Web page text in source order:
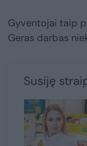
Gyventojai taip
Geras darbas
Susiję